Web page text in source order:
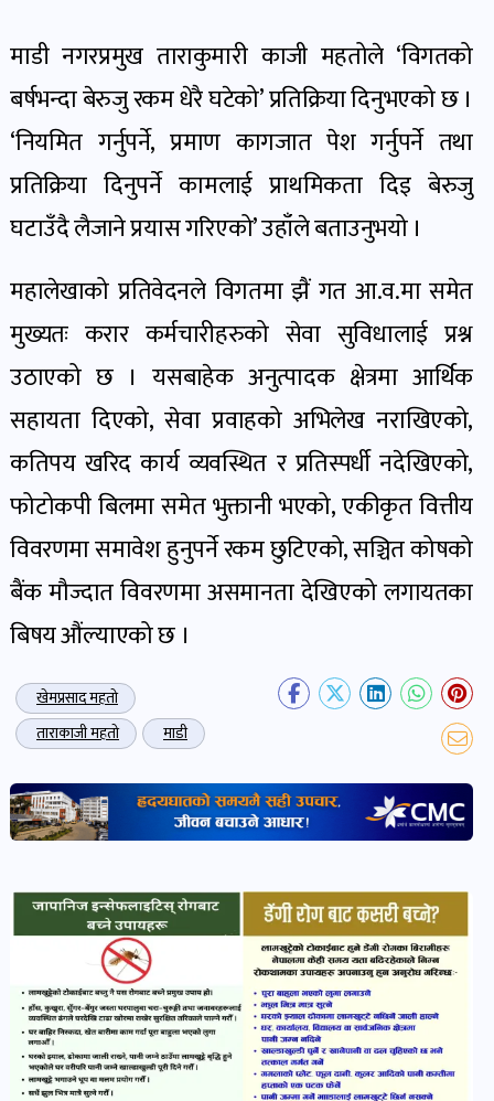
प्रवास
खबर
पोष्ट
धर्म-
पोष्ट
वन-
वातावरण
पोष्ट
कला-
साहित्य
पोष्ट
पडकास्ट
पोष्ट
व्यक्ति-
व्यक्तित्व
पोष्ट
माडी नगरप्रमुख ताराकुमारी काजी महतोले ‘विगतको
बर्षभन्दा बेरुजु रकम धेरै घटेको’ प्रतिक्रिया दिनुभएको छ ।
‘नियमित गर्नुपर्ने, प्रमाण कागजात पेश गर्नुपर्ने तथा
प्रतिक्रिया दिनुपर्ने कामलाई प्राथमिकता दिइ बेरुजु
घटाउँदै लैजाने प्रयास गरिएको’ उहाँले बताउनुभयो ।
महालेखाको प्रतिवेदनले विगतमा झैं गत आ.व.मा समेत
मुख्यतः करार कर्मचारीहरुको सेवा सुविधालाई प्रश्न
उठाएको छ । यसबाहेक अनुत्पादक क्षेत्रमा आर्थिक
सहायता दिएको, सेवा प्रवाहको अभिलेख नराखिएको,
कतिपय खरिद कार्य व्यवस्थित र प्रतिस्पर्धी नदेखिएको,
फोटोकपी बिलमा समेत भुक्तानी भएको, एकीकृत वित्तीय
विवरणमा समावेश हुनुपर्ने रकम छुटिएको, सञ्चित कोषको
बैंक मौज्दात विवरणमा असमानता देखिएको लगायतका
बिषय औंल्याएको छ ।
खेमप्रसाद महतो
ताराकाजी महतो
माडी